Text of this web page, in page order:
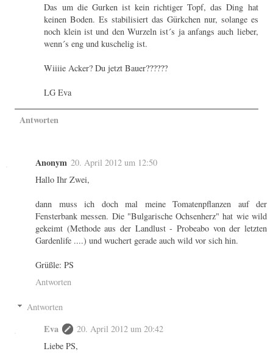
Das um die Gurken ist kein richtiger Topf, das Ding hat
keinen Boden. Es stabilisiert das Gürkchen nur, solange es
noch klein ist und den Wurzeln ist´s ja anfangs auch lieber,
wenn´s eng und kuschelig ist.
Wiiiie Acker? Du jetzt Bauer??????
LG Eva
Antworten
Anonym 20. April 2012 um 12:50
Hallo Ihr Zwei,
dann muss ich doch mal meine Tomatenpflanzen auf der
Fensterbank messen. Die "Bulgarische Ochsenherz" hat wie wild
gekeimt (Methode aus der Landlust - Probeabo von der letzten
Gardenlife ....) und wuchert gerade auch wild vor sich hin.
Grüßle: PS
Antworten
Antworten
Eva
20. April 2012 um 20:42
Liebe PS,